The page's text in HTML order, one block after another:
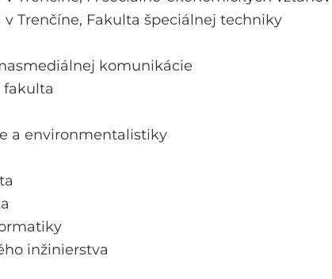
Trenčíne, Fakulta špeciálnej techniky
komunikácie
fakulta
a environmentalistiky
inžinierstva